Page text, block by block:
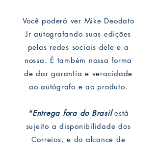
Você poderá ver Mike Deodato
Jr autografando suas edições
pelas redes sociais dele e a
nossa. É também nossa forma
de dar garantia e veracidade
ao autógrafo e ao produto.
*Entrega fora do Brasilestá
sujeito a disponibilidade dos
Correios, e do alcance de